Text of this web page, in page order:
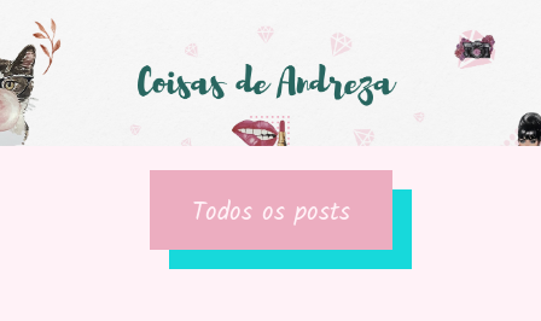
Todos os posts